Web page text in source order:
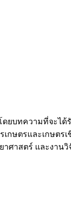
บทความที่จะได้
กษตรและเกษตร
าสตร์ และงานวิ